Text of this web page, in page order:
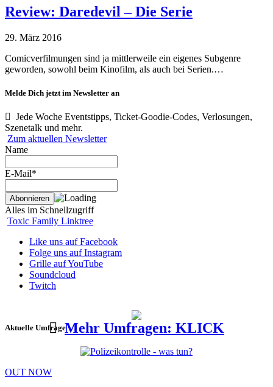
Review: Daredevil – Die Serie
29. März 2016
Comicverfilmungen sind ja mittlerweile ein eigenes Subgenre
geworden, sowohl beim Kinofilm, als auch bei Serien.…
Melde Dich jetzt im Newsletter an
Jede Woche Eventstipps, Ticket-Goodie-Codes, Verlosungen,
Szenetalk und mehr.
Zum aktuellen Newsletter
Name
E-Mail*
Alles im Schnellzugriff
Toxic Family Linktree
Like uns auf Facebook
Folge uns auf Instagram
Grille auf YouTube
Soundcloud
Twitch
Aktuelle UmfrageMehr Umfragen: KLICK
OUT NOW